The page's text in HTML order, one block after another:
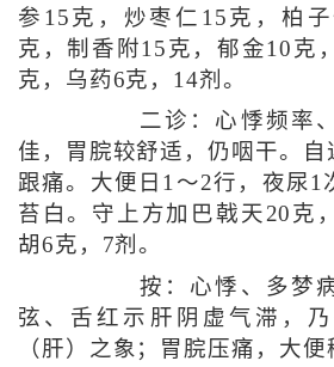
参15克，炒枣仁15克，柏
克，制香附15克，郁金10克
克，乌药6克，14剂。
二诊：心悸频率、
佳，胃脘较舒适，仍咽干。自
跟痛。大便日1～2行，夜尿1
苔白。守上方加巴戟天20克
胡6克，7剂。
按：心悸、多梦病
弦、舌红示肝阴虚气滞，
（肝）之象；胃脘压痛，大